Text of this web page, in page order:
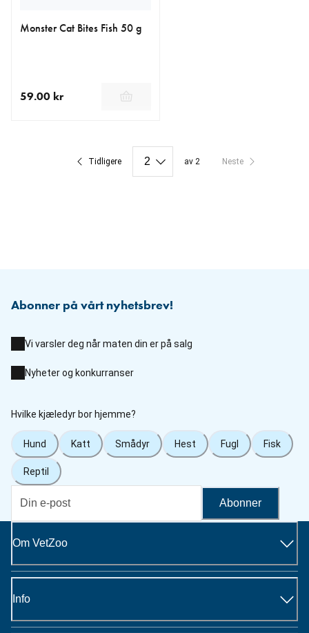
Monster Cat Bites Fish 50 g
59.00 kr
Tidligere av 2 Neste
Abonner på vårt nyhetsbrev!
Vi varsler deg når maten din er på salg
Nyheter og konkurranser
Hvilke kjæledyr bor hjemme?
Hund Katt Smådyr Hest Fugl Fisk
Reptil
Abonner
Om VetZoo
Info